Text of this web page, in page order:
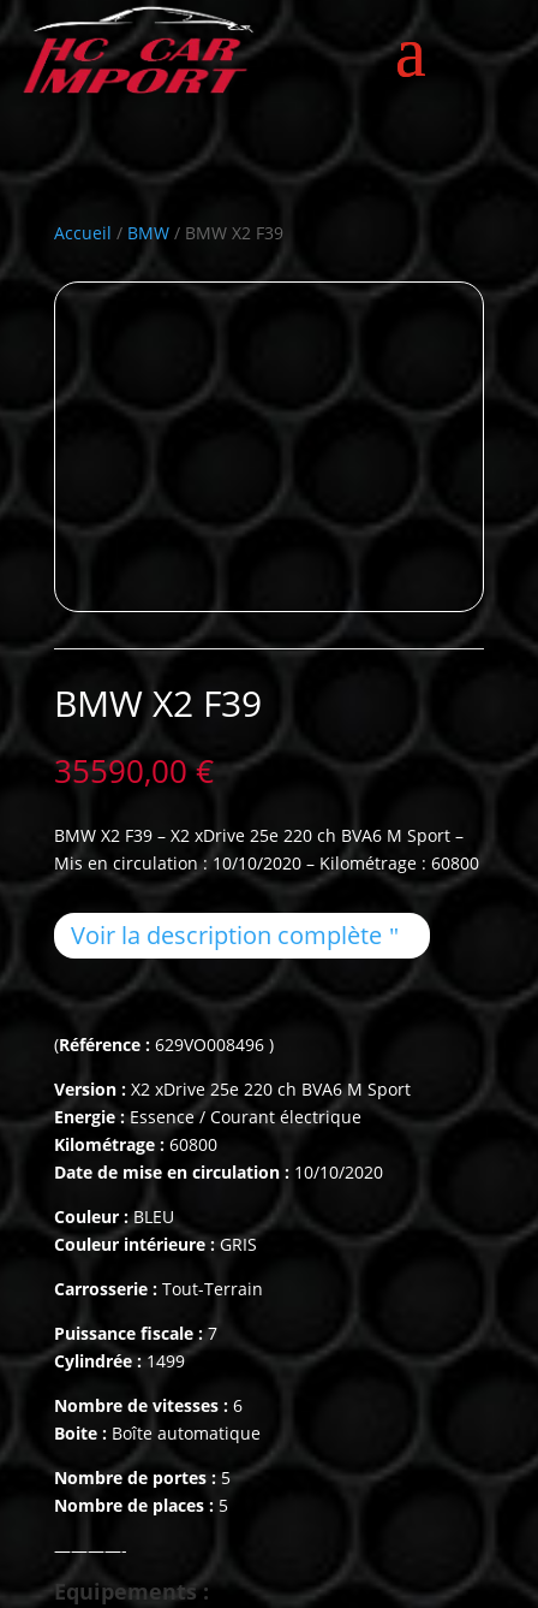
Accueil / BMW/ BMW X2 F39
BMW X2 F39
35590,00€
BMW X2 F39 – X2 xDrive 25e 220 ch BVA6 M Sport –
Mis en circulation : 10/10/2020 – Kilométrage : 60800
Voir la description complète
(Référence : 629VO008496 )
Version :X2 xDrive 25e 220 ch BVA6 M Sport
Energie :Essence / Courant électrique
Kilométrage :60800
Date de mise en circulation :10/10/2020
Couleur :BLEU
Couleur intérieure :GRIS
Carrosserie :Tout-Terrain
Puissance fiscale :7
Cylindrée :1499
Nombre de vitesses :6
Boite :Boîte automatique
Nombre de portes : 5
Nombre de places :5
————-
Equipements :